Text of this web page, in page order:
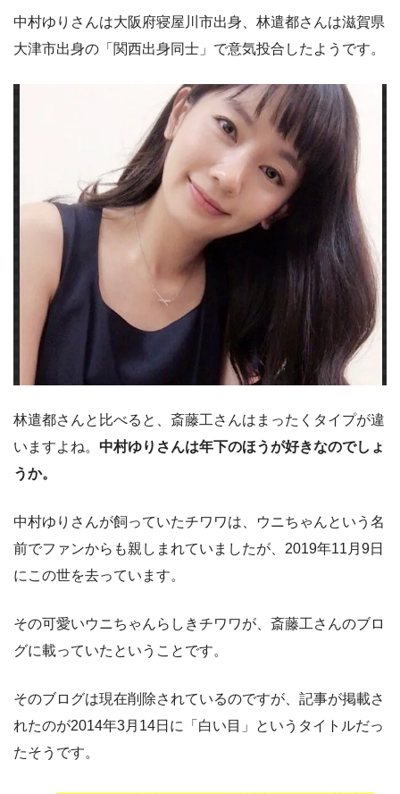
中村ゆりさんは大阪府寝屋川市出身、林遣都さんは滋賀県
大津市出身の「関西出身同士」で意気投合したようです。
林遣都さんと比べると、斎藤工さんはまったくタイプが違
いますよね。 中村ゆりさんは年下のほうが好きなのでしょ
うか。
中村ゆりさんが飼っていたチワワは、ウニちゃんという名
前でファンからも親しまれていましたが、2019年11月9日
にこの世を去っています。
その可愛いウニちゃんらしきチワワが、斎藤工さんのブロ
グに載っていたということです。
そのブログは現在削除されているのですが、記事が掲載さ
れたのが2014年3月14日に「白い目」というタイトルだっ
たそうです。